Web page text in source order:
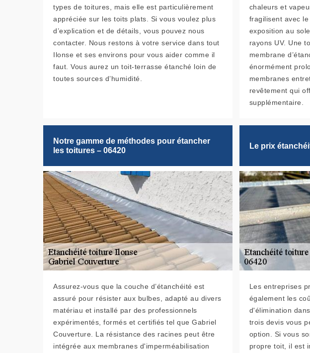
types de toitures, mais elle est particulièrement
appréciée sur les toits plats. Si vous voulez plus
d’explication et de détails, vous pouvez nous
contacter. Nous restons à votre service dans tout
Ilonse et ses environs pour vous aider comme il
faut. Vous aurez un toit-terrasse étanché loin de
toutes sources d’humidité.
chaleurs et
fragilisent avec
exposition au
rayons UV. Une
membrane
énormément
membranes
revêtement qui
supplémentaire.
Notre gamme de méthodes pour étancher
les toitures – 06420
Assurez-vous que la couche d’étanchéité est
assuré pour résister aux bulbes, adapté au divers
matériau et installé par des professionnels
expérimentés, formés et certifiés tel que Gabriel
Couverture. La résistance des racines peut être
intégrée aux membranes d'imperméabilisation
Le prix
Les entreprises
également les
d'élimination
trois devis vous
option. Si vous
propre toit, il est